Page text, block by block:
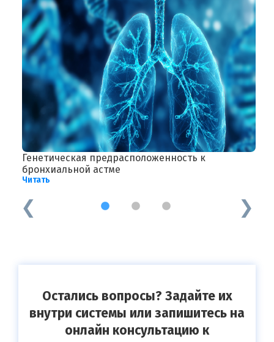
Генетическая предрасположенность к
бронхиальной астме
Читать
1 2 3
Остались вопросы? Задайте их
внутри системы или запишитесь на
онлайн консультацию к